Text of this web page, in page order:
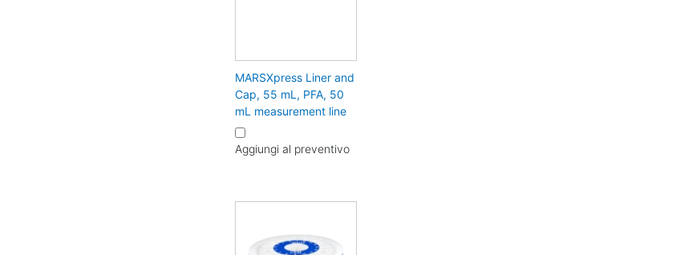
MARSXpress Liner and
Cap, 55 mL, PFA, 50
mL measurement line
Aggiungi al preventivo